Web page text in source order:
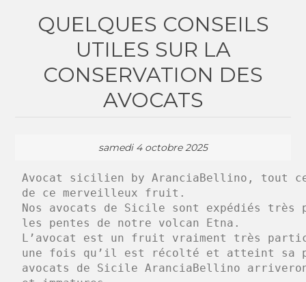
QUELQUES CONSEILS
UTILES SUR LA
CONSERVATION DES
AVOCATS
samedi 4 octobre 2025
Avocat sicilien by AranciaBellino, tout
de ce merveilleux fruit.
Nos avocats de Sicile sont expédiés
les pentes de notre volcan Etna.
L’avocat est un fruit vraiment très
une fois qu’il est récolté et atteint sa
avocats de Sicile AranciaBellino